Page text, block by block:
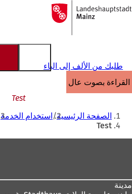
الانتقال إلى المحتوى
إلى
الصفحة
طلبك من الألف إلى الياء
القراءة بصوت عالٍ
Test
أنت
هنا
الصفحة الرئيسية استخدام الخدمة
Test
مدينة